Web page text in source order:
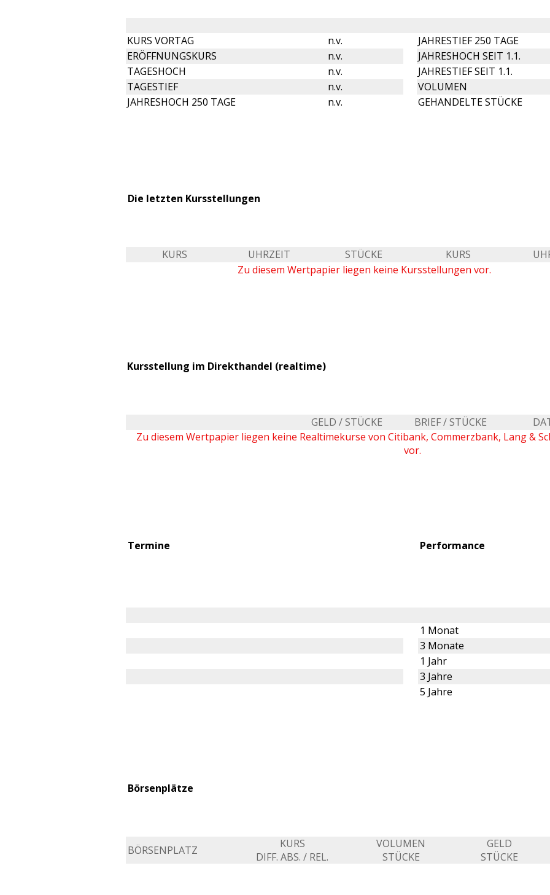
KURS VORTAG n.v. JAHRESTIEF 250 TAGE
ERÖFFNUNGSKURS
n.v. JAHRESHOCH SEIT 1.1.
TAGESHOCH
n.v. JAHRESTIEF SEIT 1.1.
TAGESTIEF
n.v. VOLUMEN
JAHRESHOCH 250 TAGE
n.v. GEHANDELTE STÜCKE
Die letzten Kursstellungen
KURS UHRZEIT STÜCKE KURS
Zu diesem Wertpapier liegen keine Kursstellungen vor.
Kursstellung im Direkthandel (realtime)
GELD / STÜCKE BRIEF / STÜCKE
Zu diesem Wertpapier liegen keine Realtimekurse von Citibank, Commerzbank, Lang &
vor.
Termine Performance
1 Monat
3 Monate
1 Jahr
3 Jahre
5 Jahre
Börsenplätze
BÖRSENPLATZ
KURS
DIFF. ABS. / REL.
VOLUMEN
STÜCKE
GELD
STÜCKE